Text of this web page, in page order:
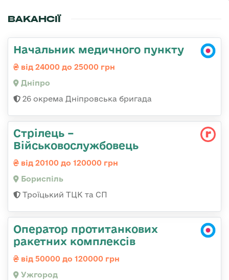
ВАКАНСІЇ
Начальник медичного пункту
від 24000 до 25000 грн
Дніпро
26 окрема Дніпровська бригада
Стрілець –
Військовослужбовець
від 20100 до 120000 грн
Бориспіль
Троїцький ТЦК та СП
Оператор протитанкових
ракетних комплексів
від 50000 до 120000 грн
Ужгород